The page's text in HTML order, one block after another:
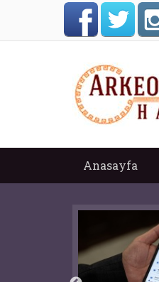
Anasayfa